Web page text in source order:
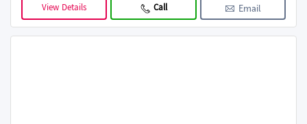
View Details Call Email